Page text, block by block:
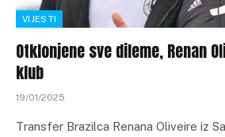
VIJESTI
Otklonjene sve dileme, Renan
klub
19/01/2025
Transfer Brazilca Renana Oliveire iz